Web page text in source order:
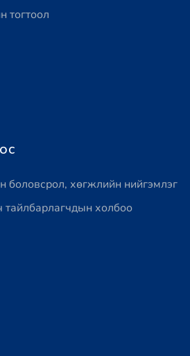
тогтоол
хөгжлийн нийгэмлэг
холбоо